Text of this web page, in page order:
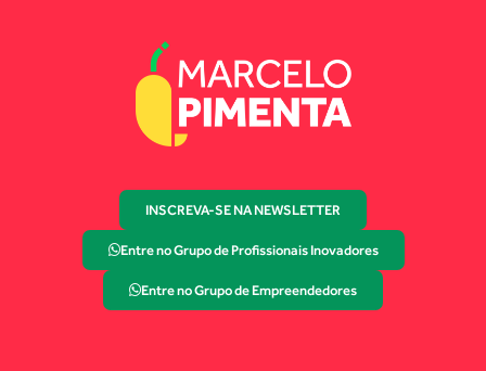
INSCREVA-SE NA NEWSLETTER
Entre no Grupo de Profissionais Inovadores
Entre no Grupo de Empreendedores